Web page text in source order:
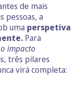
de mais
pessoas, a
uma perspetiva
Para
impacto
três pilares
virá completa: